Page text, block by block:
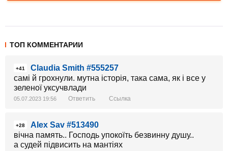
ТОП КОММЕНТАРИИ
+41
Claudia Smith #555257
самі й грохнули. мутна історія, така сама, як і все у
зеленої уксучвлади
05.07.2023 19:56 Ответить Ссылка
+28
Alex Sav #513490
вічна память.. Господь упокоїть безвинну душу..
а судей підвисить на мантіях